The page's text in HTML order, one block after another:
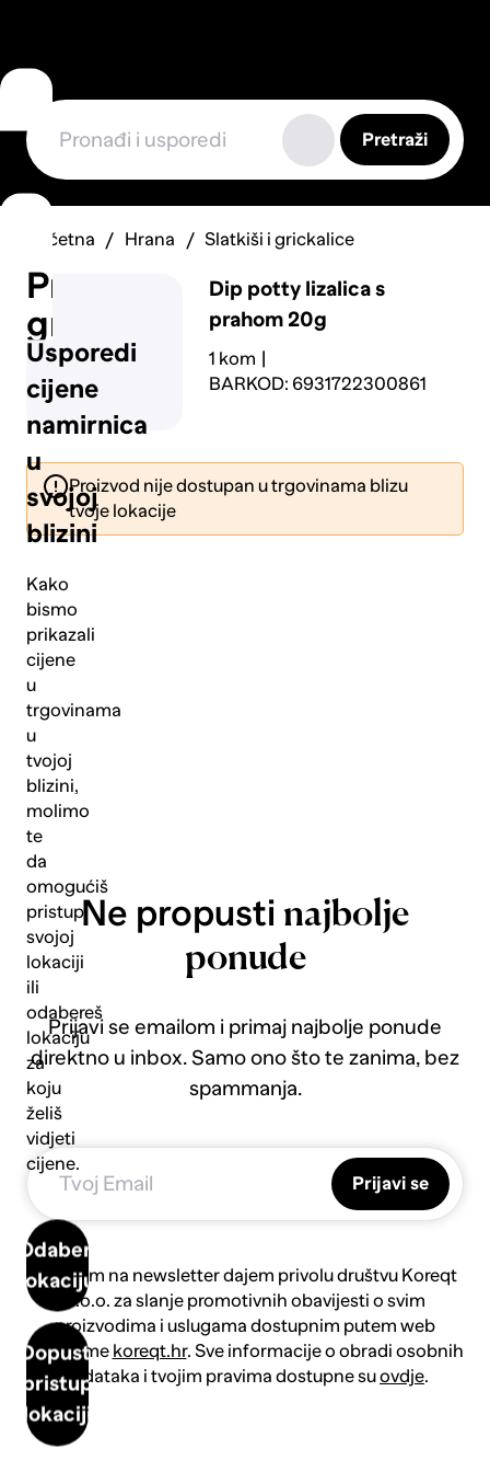
Usporedi
cijene
namirnica
u
svojoj
blizini
Kako
bismo
prikazali
cijene
u
trgovinama
u
tvojoj
blizini,
molimo
te
da
omogućiš
pristup
svojoj
lokaciji
ili
odabereš
lokaciju
za
koju
želiš
vidjeti
cijene.
Odaberi
lokaciju
Dopusti
pristup
lokaciji
Prijavi
grešku
Pošalji
Pretraži
Početna Hrana Slatkiši i grickalice
Dip potty lizalica s
prahom 20g
1 kom
BARKOD: 6931722300861
Proizvod nije dostupan u trgovinama blizu
tvoje lokacije
Ne propusti najbolje
ponude
Prijavi se emailom i primaj najbolje ponude
direktno u inbox. Samo ono što te zanima, bez
spammanja.
Prijavi se
Prijavom na newsletter dajem privolu društvu Koreqt
d.o.o. za slanje promotivnih obavijesti o svim
proizvodima i uslugama dostupnim putem web
platforme koreqt.hr. Sve informacije o obradi osobnih
podataka i tvojim pravima dostupne suovdje.